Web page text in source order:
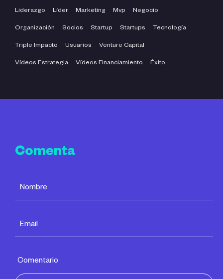
Liderazgo Líder Marketing Mvp Negocio
Organización Socios Startup Startups Tecnología
Triple Impacto Usuarios Venture Capital
Vídeos Estrategia Vídeos Financiamiento Éxito
Comenta
Comentario